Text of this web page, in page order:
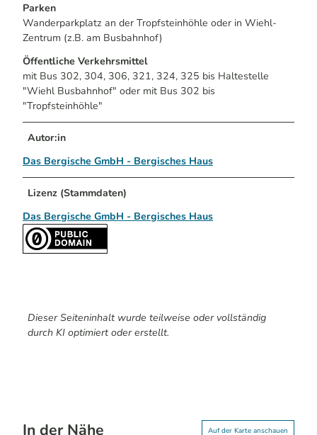
Parken
Wanderparkplatz an der Tropfsteinhöhle oder in Wiehl-
Zentrum (z.B. am Busbahnhof)
Öffentliche Verkehrsmittel
mit Bus 302, 304, 306, 321, 324, 325 bis Haltestelle
"Wiehl Busbahnhof" oder mit Bus 302 bis
"Tropfsteinhöhle"
Autor:in
Das Bergische GmbH - Bergisches Haus
Lizenz (Stammdaten)
Das Bergische GmbH - Bergisches Haus
Dieser Seiteninhalt wurde teilweise oder vollständig
durch KI optimiert oder erstellt.
In der Nähe Auf der Karte anschauen